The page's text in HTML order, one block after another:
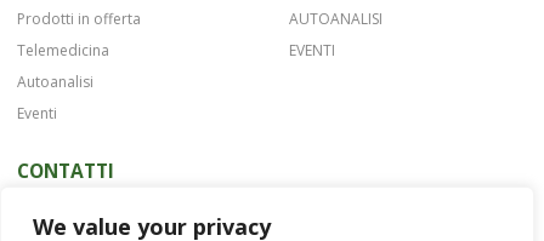
We value your privacy
Prodotti in offerta
Telemedicina
Autoanalisi
Eventi
AUTOANALISI
EVENTI
CONTATTI
Telefono 075 42622